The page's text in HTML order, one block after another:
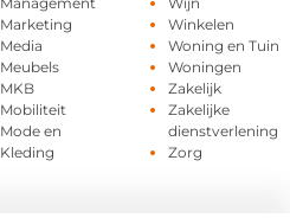
Marketing
Media
Meubels
MKB
Mobiliteit
Mode en
Kleding
Winkelen
Woning en Tuin
Woningen
Zakelijk
Zakelijke
dienstverlening
Zorg